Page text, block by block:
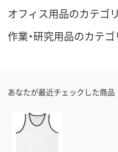
オフィス用品のカテゴ
作業・研究用品のカテゴ
あなたが最近チェックした商品